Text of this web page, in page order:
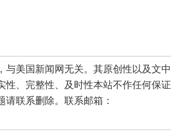
美国新闻网无关。其原创性以及文中
性、完整性、及时性本站不作任何保证
联系删除。联系邮箱：